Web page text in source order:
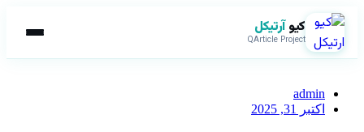
کیوآرتیکل
QArticle Project
admin
اکتبر 31, 2025